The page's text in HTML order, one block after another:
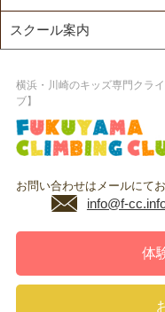
スクール案内
横浜・川崎のキッズ専門クラ
ブ】
お問い合わせはメールにて
info@f-
体